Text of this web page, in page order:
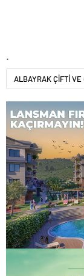
ALBAYRAK ÇİFTİ